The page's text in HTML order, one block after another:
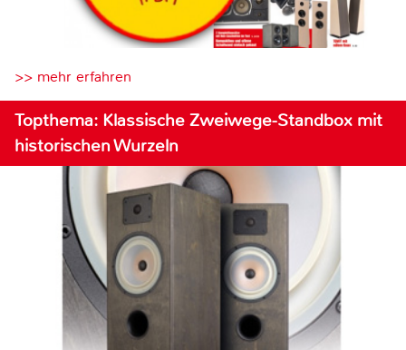
>> mehr erfahren
Topthema: Klassische Zweiwege-Standbox mit
historischen Wurzeln